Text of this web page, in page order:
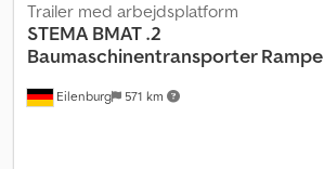
Eilenburg 571 km
Trailer med arbejdsplatform
STEMA BMAT .2
Baumaschinentransporter Rampe